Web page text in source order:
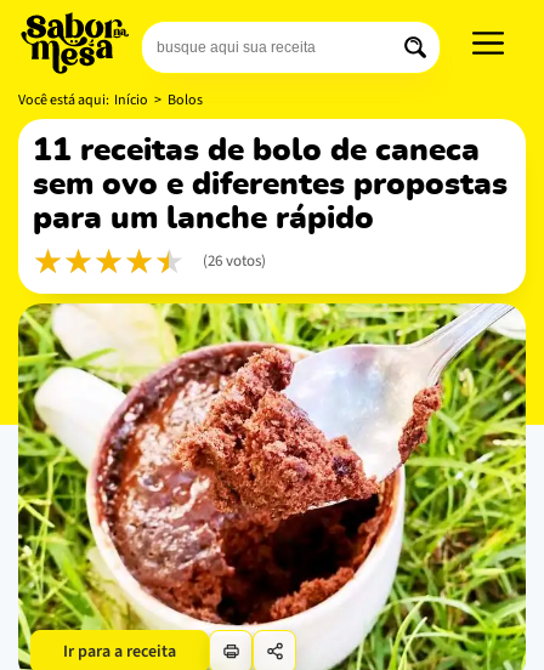
Você está aqui: Início > Bolos
11 receitas de bolo de caneca
sem ovo e diferentes propostas
para um lanche rápido
(26 votos)
Ir para a receita